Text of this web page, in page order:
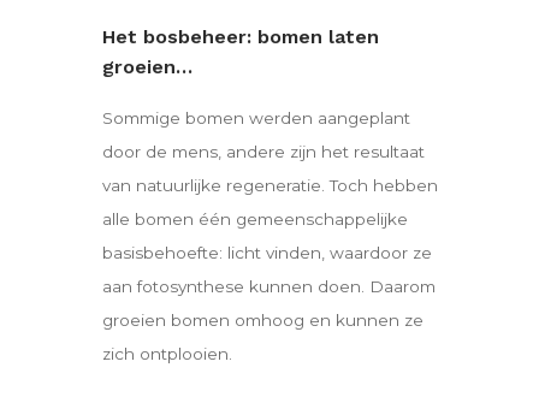
Het bosbeheer: bomen laten
groeien…
Sommige bomen werden aangeplant
door de mens, andere zijn het resultaat
van natuurlijke regeneratie. Toch hebben
alle bomen één gemeenschappelijke
basisbehoefte: licht vinden, waardoor ze
aan fotosynthese kunnen doen. Daarom
groeien bomen omhoog en kunnen ze
zich ontplooien.